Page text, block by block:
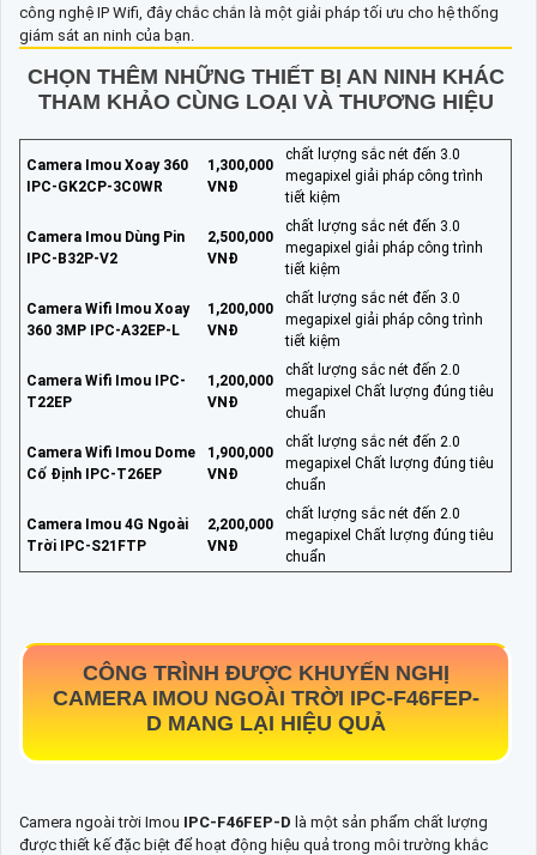
công nghệ IP Wifi, đây chắc chắn là một giải pháp tối ưu cho hệ thống
giám sát an ninh của bạn.
CHỌN THÊM NHỮNG THIẾT BỊ AN NINH KHÁC
THAM KHẢO CÙNG LOẠI VÀ THƯƠNG HIỆU
Camera Imou Xoay 360
IPC-GK2CP-3C0WR
1,300,000
VNĐ
chất lượng sắc nét đến 3.0
megapixel giải pháp công trình
tiết kiệm
Camera Imou Dùng Pin
IPC-B32P-V2
2,500,000
VNĐ
chất lượng sắc nét đến 3.0
megapixel giải pháp công trình
tiết kiệm
Camera Wifi Imou Xoay
360 3MP IPC-A32EP-L
1,200,000
VNĐ
chất lượng sắc nét đến 3.0
megapixel giải pháp công trình
tiết kiệm
Camera Wifi Imou IPC-
T22EP
1,200,000
VNĐ
chất lượng sắc nét đến 2.0
megapixel Chất lượng đúng tiêu
chuẩn
Camera Wifi Imou Dome
Cố Định IPC-T26EP
1,900,000
VNĐ
chất lượng sắc nét đến 2.0
megapixel Chất lượng đúng tiêu
chuẩn
Camera Imou 4G Ngoài
Trời IPC-S21FTP
2,200,000
VNĐ
chất lượng sắc nét đến 2.0
megapixel Chất lượng đúng tiêu
chuẩn
CÔNG TRÌNH ĐƯỢC KHUYẾN NGHỊ
CAMERA IMOU NGOÀI TRỜI IPC-F46FEP-
D MANG LẠI HIỆU QUẢ
Camera ngoài trời Imou IPC-F46FEP-D là một sản phẩm chất lượng
được thiết kế đặc biệt để hoạt động hiệu quả trong môi trường khắc